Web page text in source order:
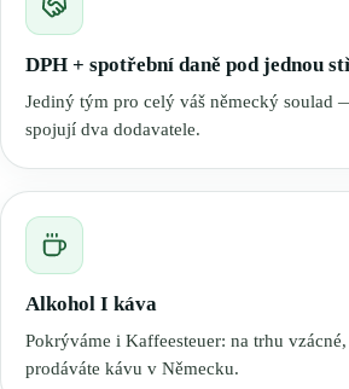
DPH + spotřební daně pod jednou
Jediný tým pro celý váš německý soulad
spojují dva dodavatele.
Alkohol I káva
Pokrýváme i Kaffeesteuer: na trhu
prodáváte kávu v Německu.